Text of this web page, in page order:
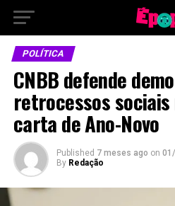
POLÍTICA
CNBB defende
retrocessos
carta de Ano-Novo
Published 7 meses ago on
By Redação